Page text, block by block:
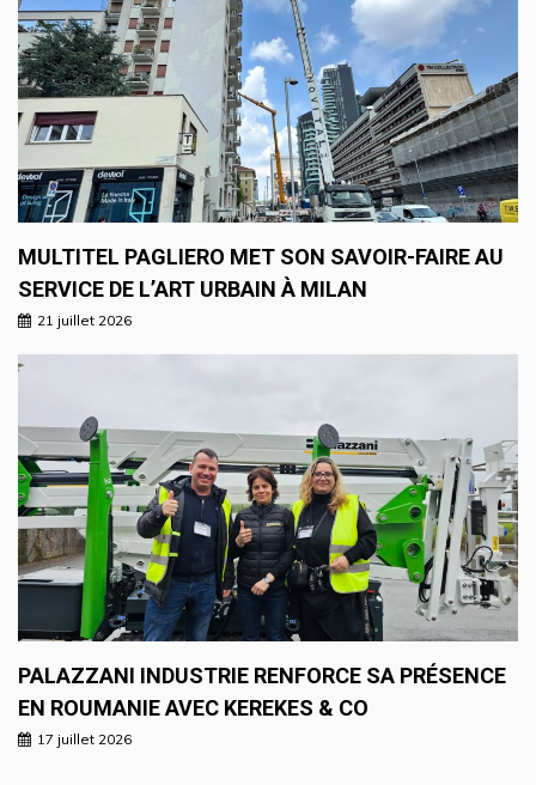
MULTITEL PAGLIERO MET SON SAVOIR-FAIRE AU
SERVICE DE L’ART URBAIN À MILAN
21 juillet 2026
PALAZZANI INDUSTRIE RENFORCE SA PRÉSENCE
EN ROUMANIE AVEC KEREKES & CO
17 juillet 2026